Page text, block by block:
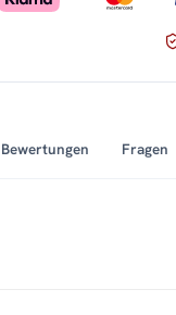
Bewertungen Fragen